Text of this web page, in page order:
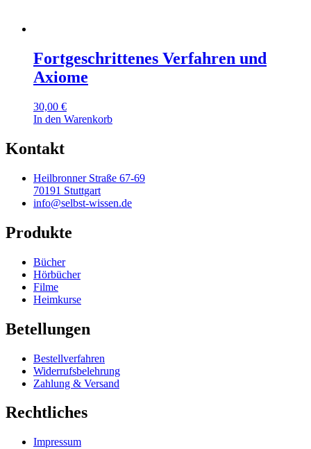
Fortgeschrittenes Verfahren und
Axiome
30,00 €
In den Warenkorb
Kontakt
Heilbronner Straße 67-69
70191 Stuttgart
info@selbst-wissen.de
Produkte
Bücher
Hörbücher
Filme
Heimkurse
Betellungen
Bestellverfahren
Widerrufsbelehrung
Zahlung & Versand
Rechtliches
Impressum